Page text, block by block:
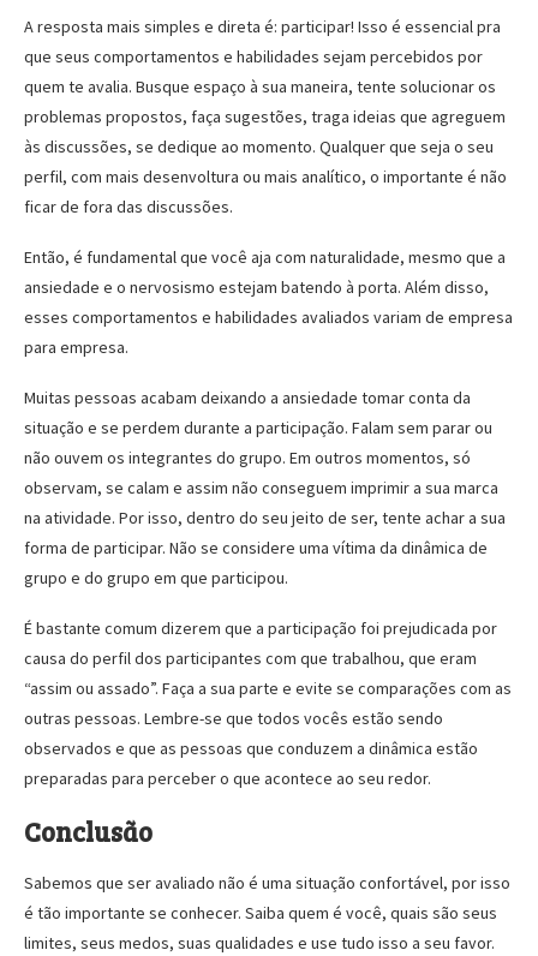
A resposta mais simples e direta é: participar! Isso é essencial pra
que seus comportamentos e habilidades sejam percebidos por
quem te avalia. Busque espaço à sua maneira, tente solucionar os
problemas propostos, faça sugestões, traga ideias que agreguem
às discussões, se dedique ao momento. Qualquer que seja o seu
perfil, com mais desenvoltura ou mais analítico, o importante é não
ficar de fora das discussões.
Então, é fundamental que você aja com naturalidade, mesmo que a
ansiedade e o nervosismo estejam batendo à porta. Além disso,
esses comportamentos e habilidades avaliados variam de empresa
para empresa.
Muitas pessoas acabam deixando a ansiedade tomar conta da
situação e se perdem durante a participação. Falam sem parar ou
não ouvem os integrantes do grupo. Em outros momentos, só
observam, se calam e assim não conseguem imprimir a sua marca
na atividade. Por isso, dentro do seu jeito de ser, tente achar a sua
forma de participar. Não se considere uma vítima da dinâmica de
grupo e do grupo em que participou.
É bastante comum dizerem que a participação foi prejudicada por
causa do perfil dos participantes com que trabalhou, que eram
“assim ou assado”. Faça a sua parte e evite se comparações com as
outras pessoas. Lembre-se que todos vocês estão sendo
observados e que as pessoas que conduzem a dinâmica estão
preparadas para perceber o que acontece ao seu redor.
Conclusão
Sabemos que ser avaliado não é uma situação confortável, por isso
é tão importante se conhecer. Saiba quem é você, quais são seus
limites, seus medos, suas qualidades e use tudo isso a seu favor.